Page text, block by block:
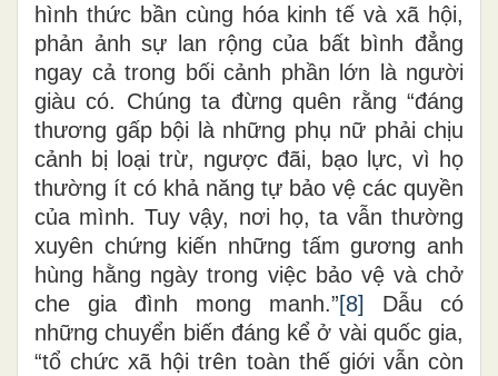
hình thức bần cùng hóa kinh tế và xã hội,
phản ảnh sự lan rộng của bất bình đẳng
ngay cả trong bối cảnh phần lớn là người
giàu có. Chúng ta đừng quên rằng “đáng
thương gấp bội là những phụ nữ phải chịu
cảnh bị loại trừ, ngược đãi, bạo lực, vì họ
thường ít có khả năng tự bảo vệ các quyền
của mình. Tuy vậy, nơi họ, ta vẫn thường
xuyên chứng kiến những tấm gương anh
hùng hằng ngày trong việc bảo vệ và chở
che gia đình mong manh.”[8] Dẫu có
những chuyển biến đáng kể ở vài quốc gia,
“tổ chức xã hội trên toàn thế giới vẫn còn